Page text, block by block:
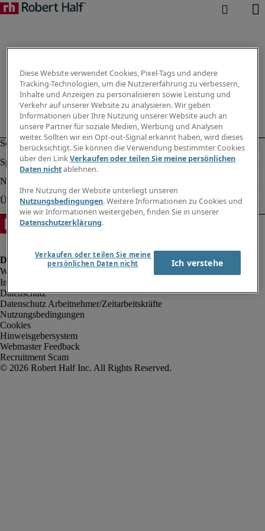
Impressum
Datenschutz
Datenschutz Arbeitnehmer/Zeitarbeitskräfte
Nutzungsbedingungen
Cookies
Hinweisgebersystem
Webmaster Feedback
Recruitment Scam
Diese Website verwendet Cookies, Pixel-Tags und andere
Tracking-Technologien, um die Nutzererfahrung zu verbessern,
Inhalte und Anzeigen zu personalisieren sowie Leistung und
Verkehr auf unserer Website zu analysieren. Wir geben
Informationen über Ihre Nutzung unserer Website auch an
unsere Partner für soziale Medien, Werbung und Analysen
weiter. Sollten wir ein Opt-out-Signal erkannt haben, wird dieses
berücksichtigt. Sie können die Verwendung bestimmter Cookies
über den LinkVerkaufen oder teilen Sie meine persönlichen
Daten nichtablehnen.
Ihre Nutzung der Website unterliegt unseren
Nutzungsbedingungen. Weitere Informationen zu Cookies und
wie wir Informationen weitergeben, finden Sie in unserer
Datenschutzerklärung.
Verkaufen oder teilen Sie meine
persönlichen Daten nicht
Ich verstehe